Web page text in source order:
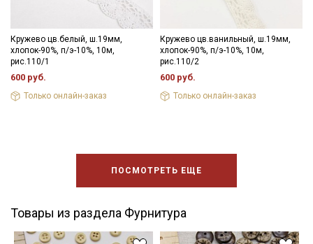
Кружево цв.белый, ш.19мм,
хлопок-90%, п/э-10%, 10м,
рис.110/1
600 руб.
Только онлайн-заказ
Кружево цв.ванильный, ш.19мм,
хлопок-90%, п/э-10%, 10м,
рис.110/2
600 руб.
Только онлайн-заказ
ПОСМОТРЕТЬ ЕЩЕ
Товары из раздела Фурнитура